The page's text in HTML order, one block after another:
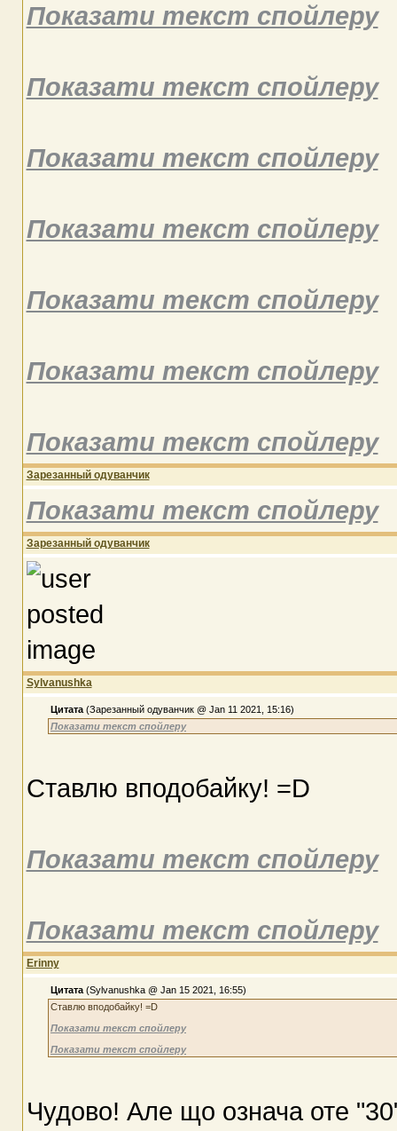
Показати текст спойлеру
Показати текст спойлеру
Показати текст спойлеру
Показати текст спойлеру
Показати текст спойлеру
Показати текст спойлеру
Показати текст спойлеру
Зарезанный одуванчик
Показати текст спойлеру
Зарезанный одуванчик
Sylvanushka
Цитата (Зарезанный одуванчик @ Jan 11 2021, 15:16)
Показати текст спойлеру
Ставлю вподобайку! =D
Показати текст спойлеру
Показати текст спойлеру
Erinny
Цитата (Sylvanushka @ Jan 15 2021, 16:55)
Ставлю вподобайку! =D
Показати текст спойлеру
Показати текст спойлеру
Чудово! Але що означа оте